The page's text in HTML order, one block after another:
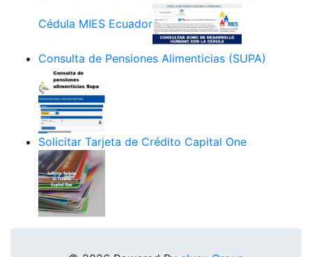
Cédula MIES Ecuador
Consulta de Pensiones Alimenticias (SUPA)
Solicitar Tarjeta de Crédito Capital One